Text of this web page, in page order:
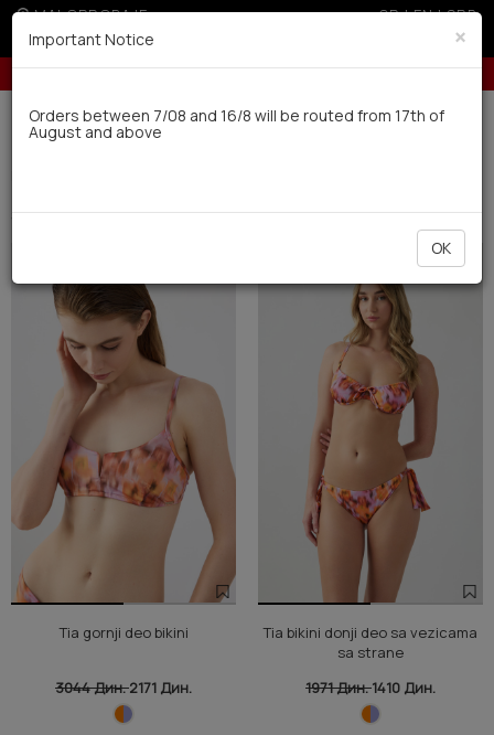
MALOPRODAJE GR|EN|SRB
Besplatna dostava za porudžbine preko 4.000 dinara
Dostava u roku od 10 radnih dana
Filter
SORTIRATI
Tia gornji deo bikini
3044 Дин.2171 Дин.
Tia bikini donji deo sa vezicama
sa strane
1971 Дин.1410 Дин.
×
Important Notice
Orders between 7/08 and 16/8 will be routed from 17th of
August and above
OK